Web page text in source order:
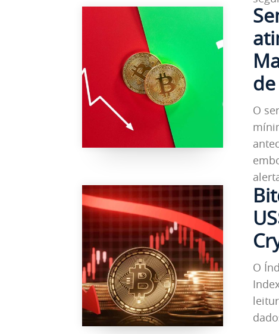
O
O